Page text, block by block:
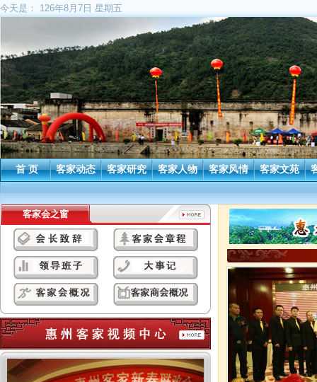
今天是： 126年8月7日 星期五
首 页 客家动态 客家研究 客家人物 客家风情 客家文苑
客家会之窗